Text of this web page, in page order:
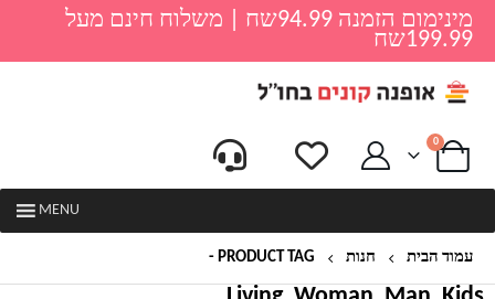
מינימום הזמנה 94.99שח | משלוח חינם מעל
199.99שח
0
MENU
עמוד הבית חנות PRODUCT TAG -